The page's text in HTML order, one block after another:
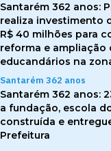
Santarém 362 anos:
realiza investimento
R$ 40 milhões para
reforma e ampliação
educandários na
Santarém 362 anos
Santarém 362 anos:
a fundação, escola
construída e
Prefeitura